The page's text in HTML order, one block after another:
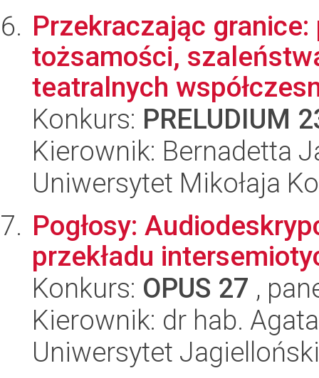
Przekraczając
tożsamości,
teatralnych
Konkurs: PRELUDIUM
Kierownik: Bernadetta
Uniwersytet Mikołaja
Pogłosy:
przekładu
Konkurs: OPUS 27 ,
Kierownik: dr hab.
Uniwersytet Jagielloński